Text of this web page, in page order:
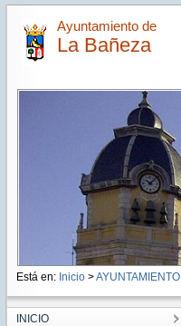
Ayuntamiento de
La Bañeza
Está en: Inicio >AYUNTAMIENTO
INICIO